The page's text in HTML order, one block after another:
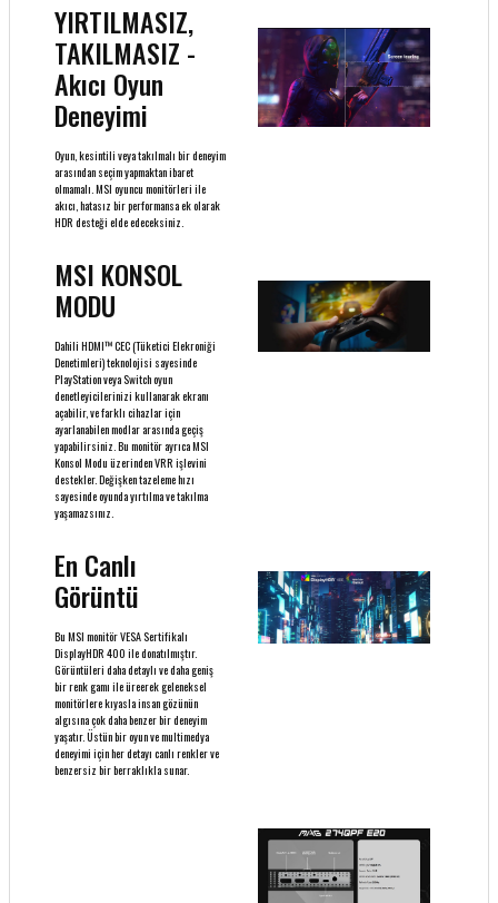
YIRTILMASIZ,
TAKILMASIZ -
Akıcı Oyun
Deneyimi
Oyun, kesintili veya takılmalı bir deneyim
arasından seçim yapmaktan ibaret
olmamalı. MSI oyuncu monitörleri ile
akıcı, hatasız bir performansa ek olarak
HDR desteği elde edeceksiniz.
MSI KONSOL
MODU
Dahili HDMI™ CEC (Tüketici Elekroniği
Denetimleri) teknolojisi sayesinde
PlayStation veya Switch oyun
denetleyicilerinizi kullanarak ekranı
açabilir, ve farklı cihazlar için
ayarlanabilen modlar arasında geçiş
yapabilirsiniz. Bu monitör ayrıca MSI
Konsol Modu üzerinden VRR işlevini
destekler. Değişken tazeleme hızı
sayesinde oyunda yırtılma ve takılma
yaşamazsınız.
En Canlı
Görüntü
Bu MSI monitör VESA Sertifikalı
DisplayHDR 400 ile donatılmıştır.
Görüntüleri daha detaylı ve daha geniş
bir renk gamı ile üreerek geleneksel
monitörlere kıyasla insan gözünün
algısına çok daha benzer bir deneyim
yaşatır. Üstün bir oyun ve multimedya
deneyimi için her detayı canlı renkler ve
benzersiz bir berraklıkla sunar.